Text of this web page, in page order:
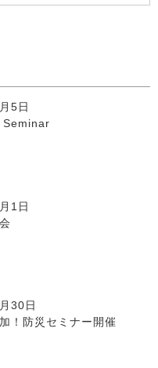
5日
Seminar
1日
30日
！防災セミナー開催